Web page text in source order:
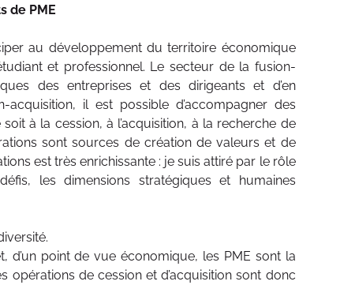
de PME
au développement du territoire économique
et professionnel. Le secteur de la fusion-
des entreprises et des dirigeants et d’en
il est possible d’accompagner des
à la cession, à l’acquisition, à la recherche de
sont sources de création de valeurs et de
est très enrichissante : je suis attiré par le rôle
les dimensions stratégiques et humaines
d’un point de vue économique, les PME sont la
de cession et d’acquisition sont donc